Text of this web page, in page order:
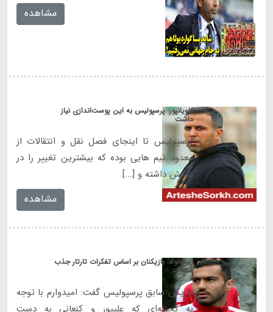
مشاهده
کاویانپور: پرسپولیس به این پوست‌اندازی نیاز
داشت
پرسپولیس تا اینجای فصل نقل و انتقالات از
معدود تیم هایی بوده که بیشترین تغییر را در
تیمش داشته و [...]
مشاهده
ربیع‌خواه: بازیکنان بر اساس تفکرات تارتار جذب
شده‌اند
بازیکن سابق پرسپولیس گفت: امیدوارم با توجه
به تجربه‌ای که علیپور و کنعانی به دست